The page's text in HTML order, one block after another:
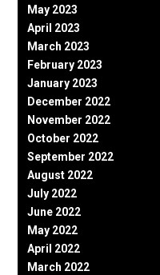
May 2023
April 2023
March 2023
February 2023
January 2023
December 2022
November 2022
October 2022
September 2022
August 2022
July 2022
June 2022
May 2022
April 2022
March 2022